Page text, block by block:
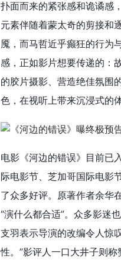
扑面而来的紧张感和诡谲感
元素伴随着蒙太奇的剪接和
魇，而马哲近乎癫狂的行为
感，正如影片想要传递的：
的胶片摄影、营造绝佳氛围
色，在视听上带来沉浸式的体
电影《河边的错误》目前已
际电影节、芝加哥国际电影
了众多好评。原著作者余华
“演什么都合适”。众多影迷
支羽表示导演的改编令人惊
性。”影评人一口大井子则